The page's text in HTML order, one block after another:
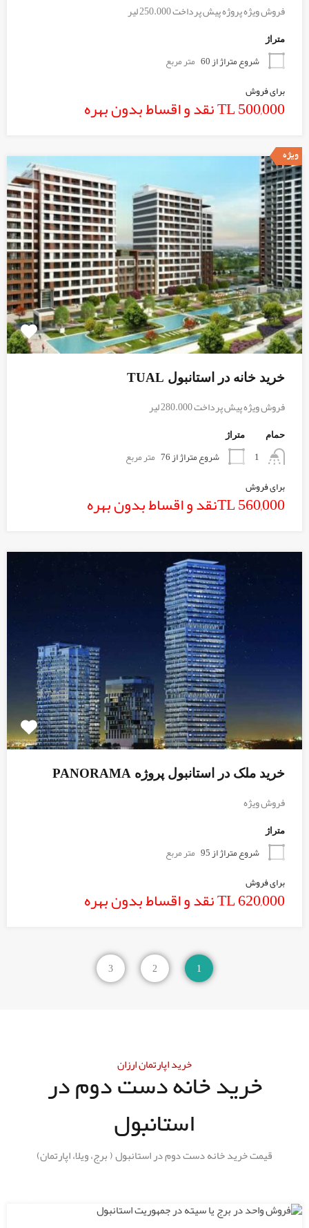
فروش ویژه پروژه پیش پرداخت 250.000 لیر
متراژ
شروع متراژ از 60
متر مربع
برای فروش
TL 500,000 نقد و اقساط بدون بهره
ویژه
خرید خانه در استانبول TUAL
فروش ویژه پیش پرداخت 280.000 لیر
حمام
1
متراژ
شروع متراژ از 76
متر مربع
برای فروش
560,000 TLنقد و اقساط بدون بهره
خرید ملک در استانبول پروژه PANORAMA
فروش ویژه
متراژ
شروع متراژ از 95
متر مربع
برای فروش
620,000 TL نقد و اقساط بدون بهره
1
2
3
خرید اپارتمان ارزان
خرید خانه دست دوم در
استانبول
قیمت خرید خانه دست دوم در استانبول ( برج، ویلا، اپارتمان)